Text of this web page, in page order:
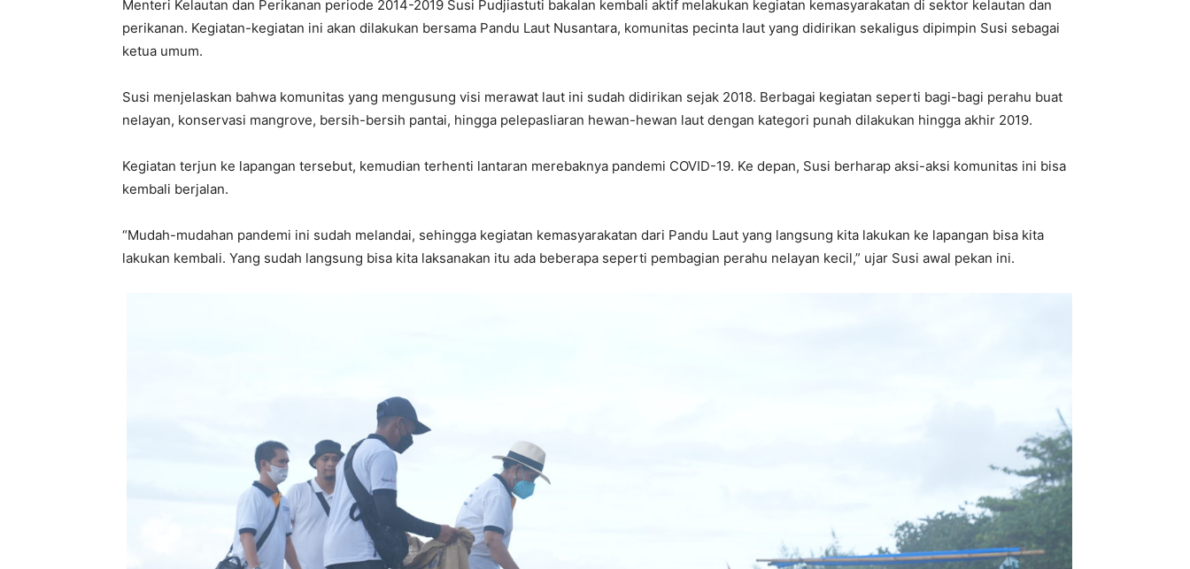
Menteri Kelautan dan Perikanan periode 2014-2019 Susi Pudjiastuti bakalan kembali aktif melakukan kegiatan kemasyarakatan di sektor kelautan dan
perikanan. Kegiatan-kegiatan ini akan dilakukan bersama Pandu Laut Nusantara, komunitas pecinta laut yang didirikan sekaligus dipimpin Susi sebagai
ketua umum.
Susi menjelaskan bahwa komunitas yang mengusung visi merawat laut ini sudah didirikan sejak 2018. Berbagai kegiatan seperti bagi-bagi perahu buat
nelayan, konservasi mangrove, bersih-bersih pantai, hingga pelepasliaran hewan-hewan laut dengan kategori punah dilakukan hingga akhir 2019.
Kegiatan terjun ke lapangan tersebut, kemudian terhenti lantaran merebaknya pandemi COVID-19. Ke depan, Susi berharap aksi-aksi komunitas ini bisa
kembali berjalan.
“Mudah-mudahan pandemi ini sudah melandai, sehingga kegiatan kemasyarakatan dari Pandu Laut yang langsung kita lakukan ke lapangan bisa kita
lakukan kembali. Yang sudah langsung bisa kita laksanakan itu ada beberapa seperti pembagian perahu nelayan kecil,” ujar Susi awal pekan ini.